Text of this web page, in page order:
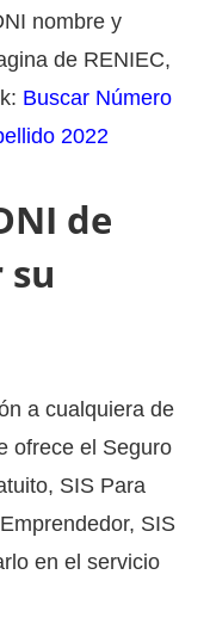
nombre y
de RENIEC,
Buscar Número
2022
de
a cualquiera de
ofrece el Seguro
SIS Para
SIS
en el servicio